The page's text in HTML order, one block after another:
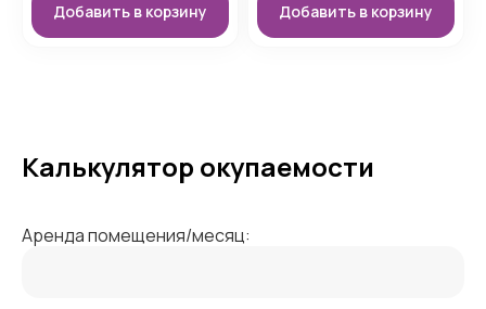
Добавить в корзину Добавить в корзину
Калькулятор окупаемости
Аренда помещения/месяц: